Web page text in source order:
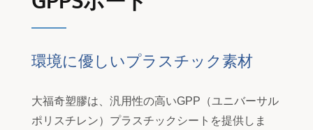
環境に優しいプラスチック素材
大福奇塑膠は、汎用性の高いGPP（ユニバーサル
ポリスチレン）プラスチックシートを提供しま